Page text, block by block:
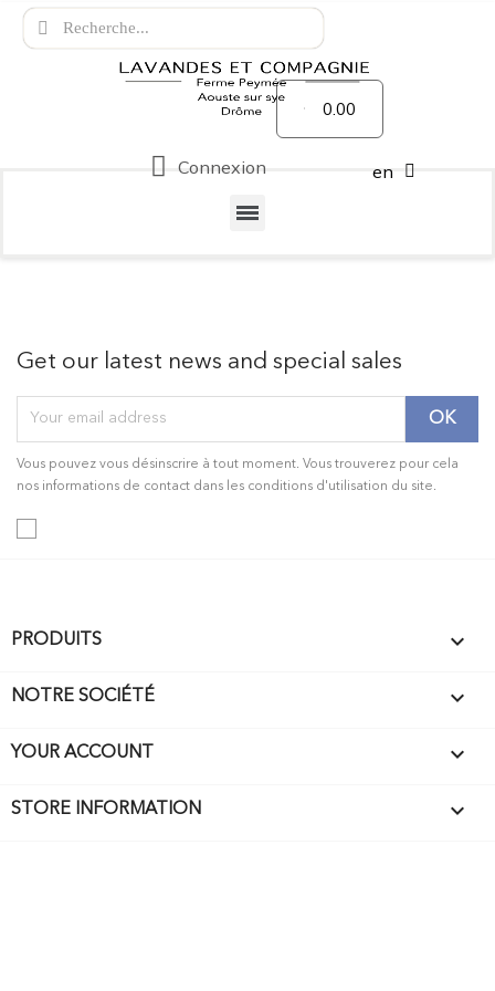
Connexion
0.00
en
Get our latest news and special sales
Vous pouvez vous désinscrire à tout moment. Vous trouverez pour cela
nos informations de contact dans les conditions d'utilisation du site.
PRODUITS 
NOTRE SOCIÉTÉ 
YOUR ACCOUNT 
STORE INFORMATION keyboard_arrow_down